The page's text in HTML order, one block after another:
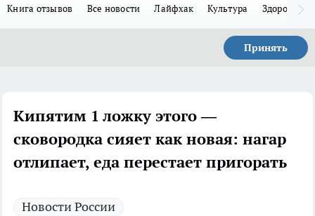
Книга отзывов Все новости Лайфхак Культура Здоровье
Принять
Кипятим 1 ложку этого —
сковородка сияет как новая: нагар
отлипает, еда перестает пригорать
Новости России